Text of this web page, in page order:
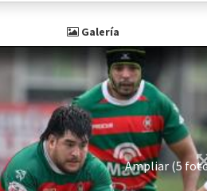
Galería
Ampliar (5